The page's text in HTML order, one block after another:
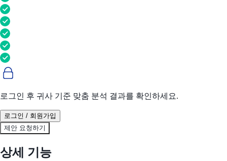
로그인 후 귀사 기준 맞춤 분석 결과를 확인하세요.
로그인 / 회원가입
제안 요청하기
상세 기능